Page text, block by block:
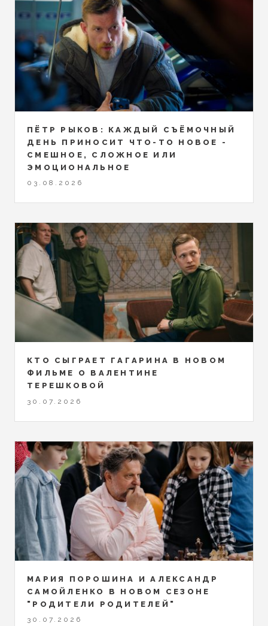
ПЁТР РЫКОВ: КАЖДЫЙ СЪЁМОЧНЫЙ
ДЕНЬ ПРИНОСИТ ЧТО-ТО НОВОЕ -
СМЕШНОЕ, СЛОЖНОЕ ИЛИ
ЭМОЦИОНАЛЬНОЕ
03.08.2026
КТО СЫГРАЕТ ГАГАРИНА В НОВОМ
ФИЛЬМЕ О ВАЛЕНТИНЕ
ТЕРЕШКОВОЙ
30.07.2026
МАРИЯ ПОРОШИНА И АЛЕКСАНДР
САМОЙЛЕНКО В НОВОМ СЕЗОНЕ
"РОДИТЕЛИ РОДИТЕЛЕЙ"
30.07.2026